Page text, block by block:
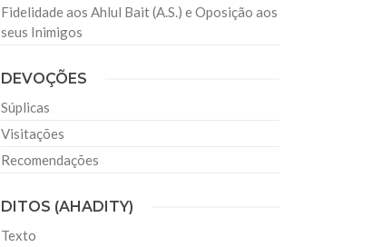
Fidelidade aos Ahlul Bait (A.S.) e Oposição aos
seus Inimigos
DEVOÇÕES
Súplicas
Visitações
Recomendações
DITOS (AHADITY)
Texto